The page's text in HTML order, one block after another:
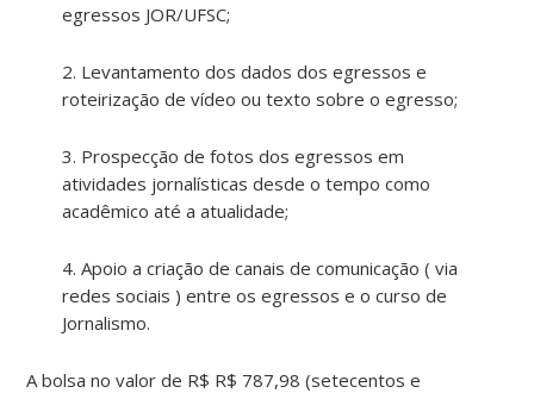
egressos JOR/UFSC;
2. Levantamento dos dados dos egressos e
roteirização de vídeo ou texto sobre o egresso;
3. Prospecção de fotos dos egressos em
atividades jornalísticas desde o tempo como
acadêmico até a atualidade;
4. Apoio a criação de canais de comunicação ( via
redes sociais ) entre os egressos e o curso de
Jornalismo.
A bolsa no valor de R$ R$ 787,98 (setecentos e